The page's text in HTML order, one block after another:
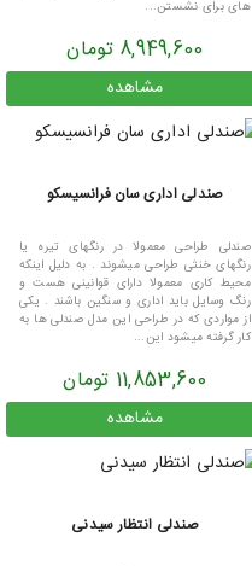
های برای نشستن...
8,949,600 تومان
مشاهده
صندلی اداری سان فرانسیسکو
صندلی طراحی معمولا در رنگهای تیره یا
رنگهای خنثی طراحی میشوند . به دلیل اینکه
محیط کاری معمولا دارای قوانینی هست و
رنگ وسایل باید اداری و سنگین باشند . یکی
از مواردی که در طراحی این مدل صندلی ها به
کار گرفته میشود این...
11,853,600 تومان
مشاهده
صندلی انتظار سیدنی